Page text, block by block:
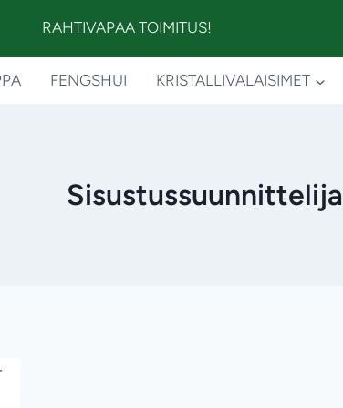
RAHTIVAPAA TOIMITUS!
FENGSHUI KRISTALLIVALAISIMET
Sisustussuunnittelija